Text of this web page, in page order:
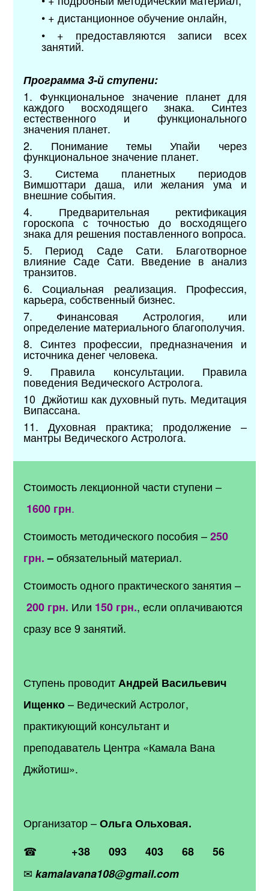
• + дистанционное обучение онлайн,
• + предоставляются записи всех
занятий.
Программа 3-й ступени:
1. Функциональное значение планет для
каждого восходящего знака. Синтез
естественного и функционального
значения планет.
2. Понимание темы Упайи через
функциональное значение планет.
3. Система планетных периодов
Вимшоттари даша, или желания ума и
внешние события.
4. Предварительная ректификация
гороскопа с точностью до восходящего
знака для решения поставленного вопроса.
5. Период Саде Сати. Благотворное
влияние Саде Сати. Введение в анализ
транзитов.
6. Социальная реализация. Профессия,
карьера, собственный бизнес.
7. Финансовая Астрология, или
определение материального благополучия.
8. Синтез профессии, предназначения и
источника денег человека.
9. Правила консультации. Правила
поведения Ведического Астролога.
10 Джйотиш как духовный путь. Медитация
Випассана.
11. Духовная практика; продолжение –
мантры Ведического Астролога.
Стоимость лекционной части ступени –
1600 грн.
Стоимость методического пособия –250
грн. –обязательный материал.
Стоимость одного практического занятия –
200 грн. Или 150 грн., если оплачиваются
сразу все 9 занятий.
Ступень проводит Андрей Васильевич
Ищенко– Ведический Астролог,
практикующий консультант и
преподаватель Центра «Камала Вана
Джйотиш».
Организатор –Ольга Ольховая.
☎ +38 093 403 68 56
✉kamalavana108@gmail.com